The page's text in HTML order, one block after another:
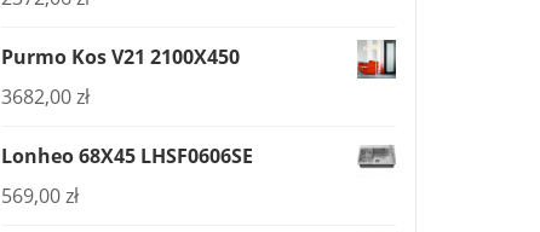
Purmo Kos V21 2100X450
3682,00zł
Lonheo 68X45 LHSF0606SE
569,00zł